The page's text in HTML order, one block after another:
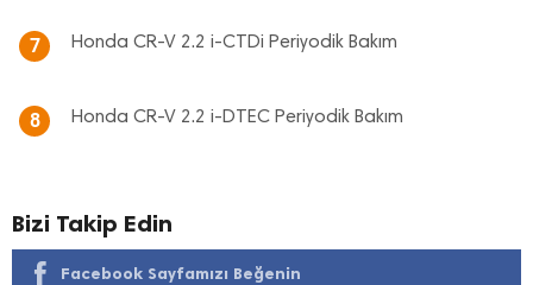
7 Honda CR-V 2.2 i-CTDi Periyodik Bakım
8 Honda CR-V 2.2 i-DTEC Periyodik Bakım
Bizi Takip Edin
Facebook Sayfamızı Beğenin